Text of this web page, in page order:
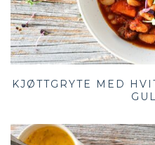
KJØTTGRYTE MED